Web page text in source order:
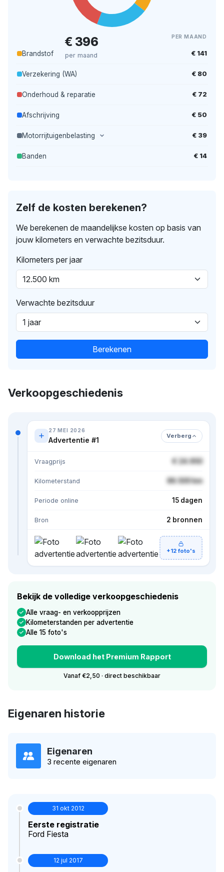
€ 396
per maand
PER MAAND
Brandstof € 141
Verzekering (WA) € 80
Onderhoud & reparatie € 72
Afschrijving € 50
Motorrijtuigenbelasting € 39
Banden € 14
Zelf de kosten berekenen?
We berekenen de maandelijkse kosten op basis van
jouw kilometers en verwachte bezitsduur.
Kilometers per jaar
Verwachte bezitsduur
Berekenen
Verkoopgeschiedenis
27 MEI 2026
Advertentie #1 Verberg
Vraagprijs € 24.950
Kilometerstand 86.500 km
Periode online 15 dagen
Bron 2 bronnen
+12 foto's
Bekijk de volledige verkoopgeschiedenis
Alle vraag- en verkoopprijzen
Kilometerstanden per advertentie
Alle 15 foto's
Download het Premium Rapport
Vanaf €2,50 · direct beschikbaar
Eigenaren historie
Eigenaren
3 recente eigenaren
31 okt 2012
Eerste registratie
Ford Fiesta
12 jul 2017